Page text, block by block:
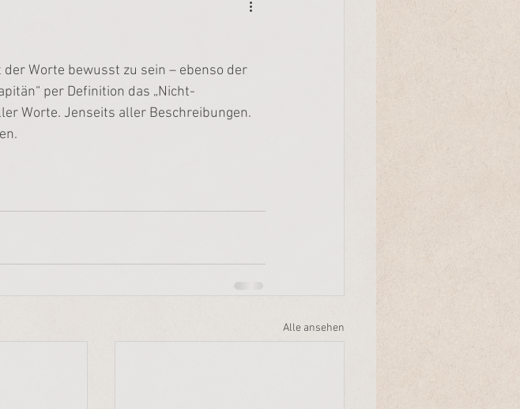
Worte bewusst zu sein – ebenso der
per Definition das „Nicht-
Worte. Jenseits aller Beschreibungen.
Alle ansehen